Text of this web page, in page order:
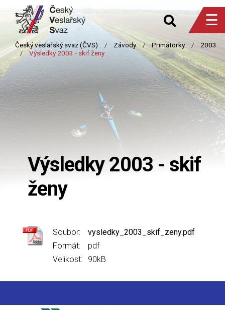
☰
Výsledky 2003 - skif
ženy
Soubor:
vysledky_2003_skif_zeny.pdf
Formát:
pdf
Velikost:
90kB